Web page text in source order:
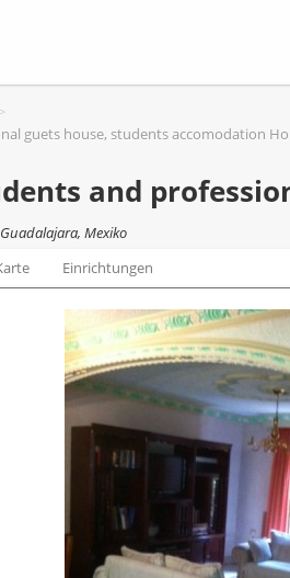
>
guets house, students accomodation
and
Mexiko
Einrichtungen